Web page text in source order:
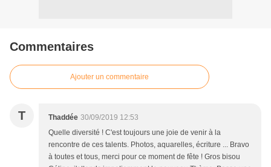
Commentaires
Ajouter un commentaire
T Thaddée 30/09/2019 12:53
Quelle diversité ! C'est toujours une joie de venir à la
rencontre de ces talents. Photos, aquarelles, écriture ... Bravo
à toutes et tous, merci pour ce moment de fête ! Gros bisou